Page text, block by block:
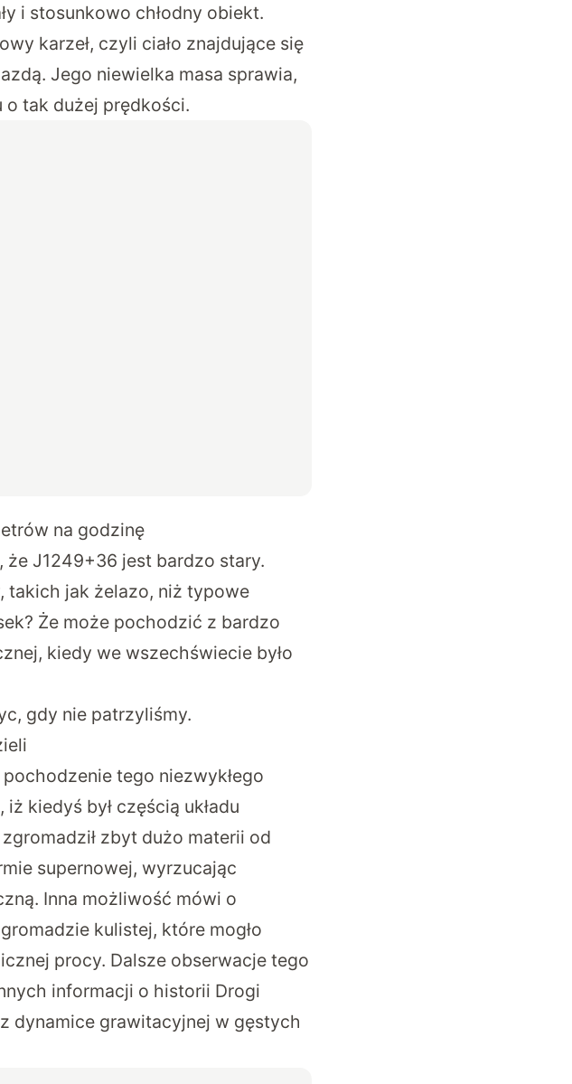
i stosunkowo chłodny obiekt.
karzeł, czyli ciało znajdujące się
Jego niewielka masa sprawia,
tak dużej prędkości.
na godzinę
że J1249+36 jest bardzo stary.
takich jak żelazo, niż typowe
Że może pochodzić z bardzo
kiedy we wszechświecie było
gdy nie patrzyliśmy.
tego niezwykłego
kiedyś był częścią układu
zgromadził zbyt dużo materii od
supernowej, wyrzucając
Inna możliwość mówi o
kulistej, które mogło
procy. Dalsze obserwacje tego
informacji o historii Drogi
dynamice grawitacyjnej w gęstych